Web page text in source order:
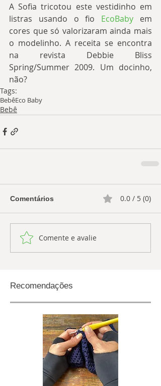
A Sofia tricotou este vestidinho em
listras usando o fio EcoBaby em
cores que só valorizaram ainda mais
o modelinho. A receita se encontra
na revista Debbie Bliss
Spring/Summer 2009. Um docinho,
não?
Tags:
BebêEco Baby
Bebê
Comentários 0.0 / 5 (0)
Comente e avalie
Recomendações